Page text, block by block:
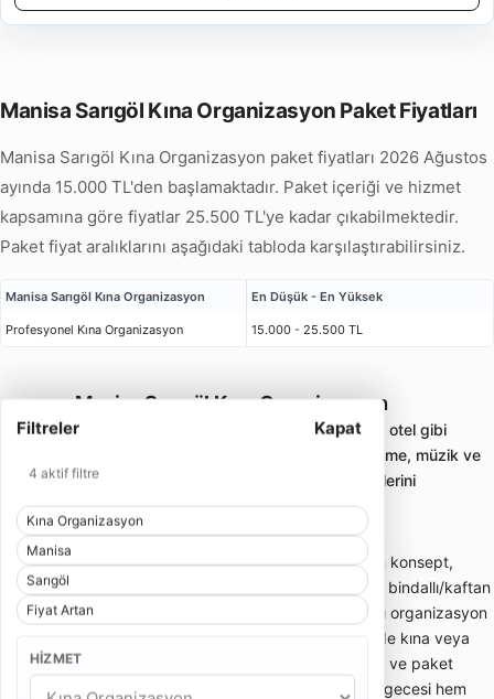
Filtreler Kapat
4 aktif filtre
Kına Organizasyon
Manisa
Sarıgöl
Fiyat Artan
HIZMET
Manisa Sarıgöl Kına Organizasyon Paket Fiyatları
Manisa Sarıgöl Kına Organizasyon paket fiyatları 2026 Ağustos
ayında 15.000 TL'den başlamaktadır. Paket içeriği ve hizmet
kapsamına göre fiyatlar 25.500 TL'ye kadar çıkabilmektedir.
Paket fiyat aralıklarını aşağıdaki tabloda karşılaştırabilirsiniz.
Manisa Sarıgöl Kına Organizasyon En Düşük - En Yüksek
Profesyonel Kına Organizasyon 15.000 - 25.500 TL
Manisa Sarıgöl Kına Organizasyon
Kına organizasyonu; ev, salon, bahçe veya otel gibi
alanlarda kına tahtı, konsept süsleme, nedime, müzik ve
ek hizmetlerle planlanan kına gecesi paketlerini
Kına organizasyonu; gelinin kına gecesi için konsept,
dekor, kına tahtı, giriş akışı, müzik, nedime, bindallı/kaftan
uyumu ve ek hizmetlerin birlikte planlandığı organizasyon
hizmetidir. Evde kına, salonda kına, bahçede kına veya
otelde kına gibi farklı alanlara göre kurulum ve paket
içeriği değişebilir. Doğru planlanan bir kına gecesi hem